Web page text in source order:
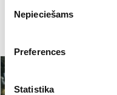
izvēle
Nepieciešams
Preferences
Statistika
Jaunatnes
eiro finansējumam to